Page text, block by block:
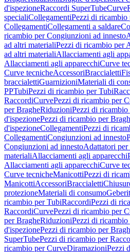
d'ispezioneRaccordi SuperTubeCurve
specialiCollegamentiPezzi di ricambio
CollegamentiCollegamenti a saldare
ricambio per Congiunzioni ad innesto
ad altri materialiPezzi di ricambio per
ad altri materialiAllacciamenti agli
Allacciamenti agli apparecchiCurve
Curve tecnicheAccessoriBraccialetti
braccialettiGuarnizioniMateriali di
PPTubiPezzi di ricambio per Tubi
RaccordiCurvePezzi di ricambio per
per BragheRiduzioniPezzi di
d'ispezionePezzi di ricambio per
d'ispezioneCollegamentiPezzi di
CollegamentiCongiunzioni ad innesto
Congiunzioni ad innestoAdattatori
materialiAllacciamenti agli apparecchi
Allacciamenti agli apparecchiCurve
Curve tecnicheManicottiPezzi di
ManicottiAccessoriBraccialetti
protezioneMateriali di consumo
ricambio per TubiRaccordiPezzi di
RaccordiCurvePezzi di ricambio per
per BragheRiduzioniPezzi di
d'ispezionePezzi di ricambio per
SuperTubePezzi di ricambio per
ricambio per CurveDiramazioniPezzi